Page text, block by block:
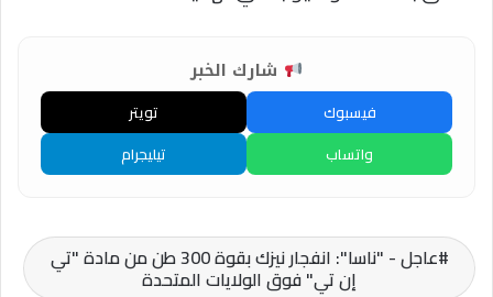
شارك الخبر
فيسبوك
تويتر
واتساب
تيليجرام
عاجل - "ناسا": انفجار نيزك بقوة 300 طن من مادة "تي
إن تي" فوق الولايات المتحدة